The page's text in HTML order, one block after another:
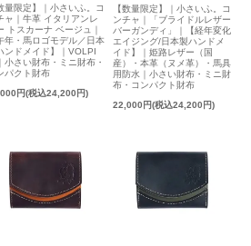
量限定】｜小さいふ。コ
ャ｜牛革 イタリアンレ
トスカーナ ベージュ｜
年・馬ロゴモデル／日本
ンドメイド】｜VOLPI
小さい財布・ミニ財布・
パクト財布
円(税込24,200円)
【数量限定】｜小さいふ。コ
ンチャ｜「ブライドルレザー
バーガンディ」｜【経年変化
エイジング/日本製ハンドメ
イド】｜姫路レザー（国
産）・本革（ヌメ革）・馬具
用防水｜小さい財布・ミニ財
布・コンパクト財布
22,000円(税込24,200円)